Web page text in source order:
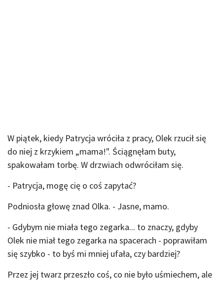
W piątek, kiedy Patrycja wróciła z pracy, Olek rzucił się
do niej z krzykiem „mama!". Ściągnęłam buty,
spakowałam torbę. W drzwiach odwróciłam się.
- Patrycja, mogę cię o coś zapytać?
Podniosła głowę znad Olka. - Jasne, mamo.
- Gdybym nie miała tego zegarka... to znaczy, gdyby
Olek nie miał tego zegarka na spacerach - poprawiłam
się szybko - to byś mi mniej ufała, czy bardziej?
Przez jej twarz przeszło coś, co nie było uśmiechem, ale